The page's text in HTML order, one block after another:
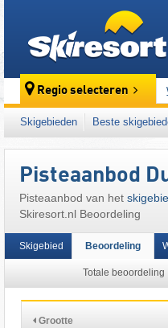
Regio selecteren
Skigebieden Beste
Pisteaanbod
Pisteaanbod van het
Skiresort.nl Beoordeling
Skigebied Beoordeling
Totale beoordeling
Grootte